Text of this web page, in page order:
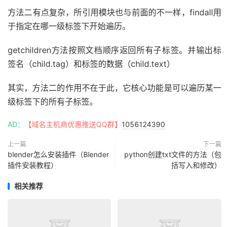
方法二有点复杂，所引用模块也与前面的不一样，findall用
于指定在哪一级标签下开始遍历。
getchildren方法按照文档顺序返回所有子标签。并输出标
签名（child.tag）和标签的数据（child.text）
其实，方法二的作用不在于此，它核心功能是可以遍历某一
级标签下的所有子标签。
AD： 【域名主机商优惠推送QQ群】 1056124390
上一篇
blender怎么安装插件（Blender
插件安装教程）
下一篇
python创建txt文件的方法（包
括写入和修改）
相关推荐